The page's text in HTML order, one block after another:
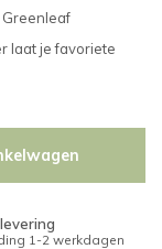
laat je favoriete
1-2 werkdagen